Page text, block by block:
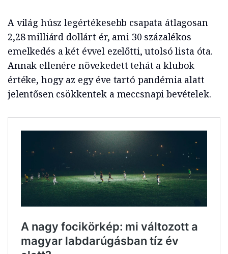
A világ húsz legértékesebb csapata átlagosan
2,28 milliárd dollárt ér, ami 30 százalékos
emelkedés a két évvel ezelőtti, utolsó lista óta.
Annak ellenére növekedett tehát a klubok
értéke, hogy az egy éve tartó pandémia alatt
jelentősen csökkentek a meccsnapi bevételek.